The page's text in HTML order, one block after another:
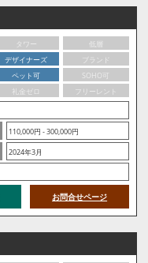
タワー
低層
デザイナーズ
ブランド
ペット可
SOHO可
礼金ゼロ
フリーレント
110,000円 - 300,000円
2024年3月
お問合せページ